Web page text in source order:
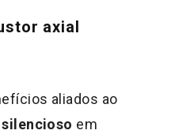
axial
aliados ao
em